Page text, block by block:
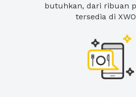
butuhkan, dari ribuan
tersedia di